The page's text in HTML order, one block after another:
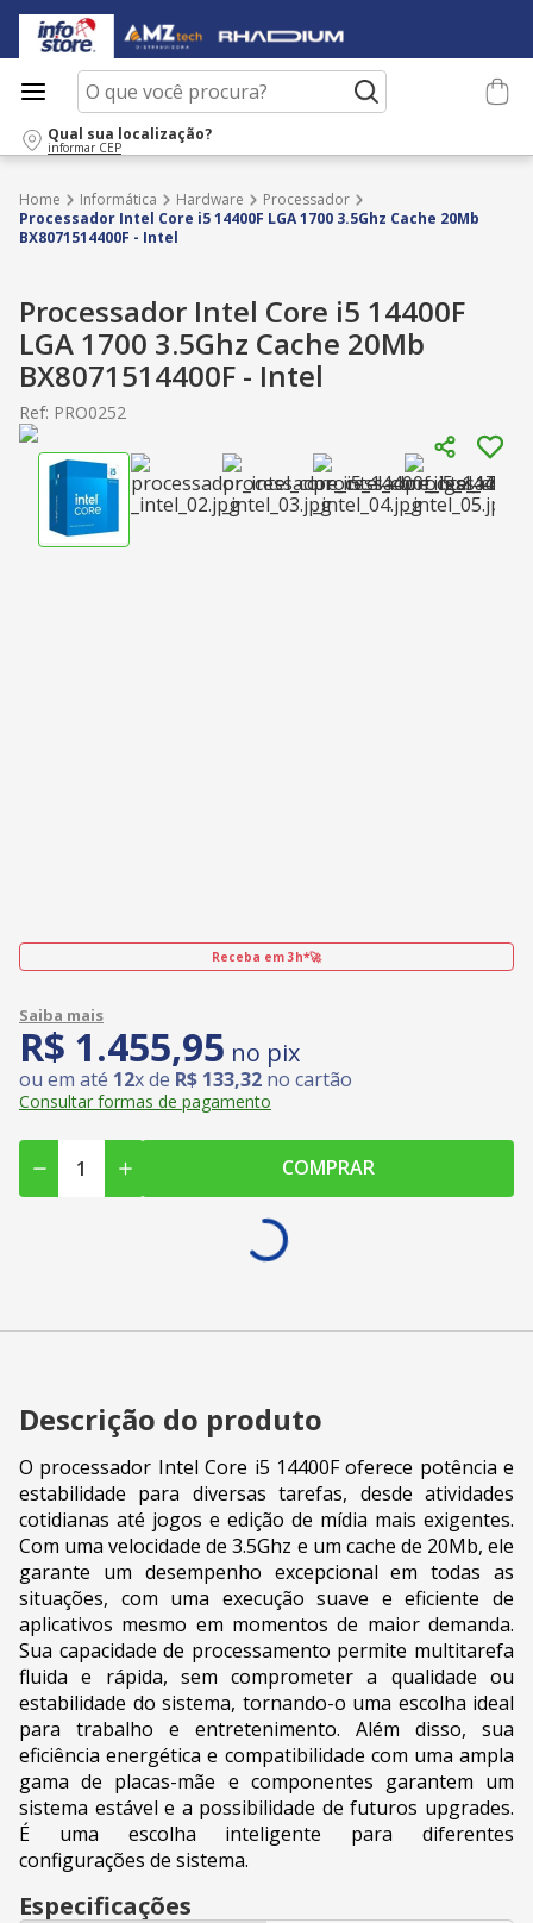
O que você procura?
Qual sua localização?
informar CEP
Informática Hardware
Processador
Processador Intel Core i5 14400F LGA 1700 3.5Ghz Cache 20Mb
BX8071514400F - Intel
Processador Intel Core i5 14400F
LGA 1700 3.5Ghz Cache 20Mb
BX8071514400F - Intel
Ref: PRO0252
Receba em 3h*🚀
R$ 1.455,95 no pix
ou em até 12x de R$ 133,32 no cartão
Consultar formas de pagamento
COMPRAR
Descrição do produto
O processador Intel Core i5 14400F oferece potência e
estabilidade para diversas tarefas, desde atividades
cotidianas até jogos e edição de mídia mais exigentes.
Com uma velocidade de 3.5Ghz e um cache de 20Mb, ele
garante um desempenho excepcional em todas as
situações, com uma execução suave e eficiente de
aplicativos mesmo em momentos de maior demanda.
Sua capacidade de processamento permite multitarefa
fluida e rápida, sem comprometer a qualidade ou
estabilidade do sistema, tornando-o uma escolha ideal
para trabalho e entretenimento. Além disso, sua
eficiência energética e compatibilidade com uma ampla
gama de placas-mãe e componentes garantem um
sistema estável e a possibilidade de futuros upgrades.
É uma escolha inteligente para diferentes
configurações de sistema.
Especificações